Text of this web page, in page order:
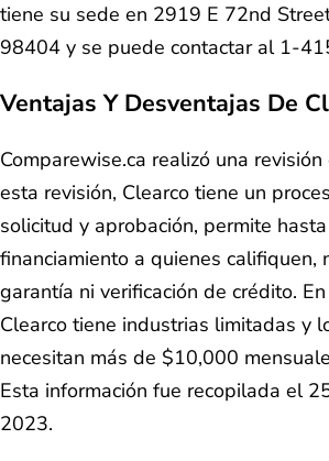
tiene su sede en 2919 E 72nd
98404 y se puede contactar al 1-
Ventajas Y Desventajas De
Comparewise.ca realizó una
esta revisión, Clearco tiene un
solicitud y aprobación, permite
financiamiento a quienes califiquen,
garantía ni verificación de crédito.
Clearco tiene industrias limitadas y
necesitan más de $10,000
Esta información fue recopilada el
2023.